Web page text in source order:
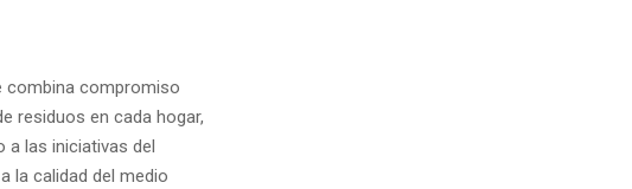
combina compromiso
residuos en cada hogar,
a las iniciativas del
la calidad del medio